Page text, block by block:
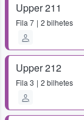
Upper 211
Fila 7 2 bilhetes
Upper 212
Fila 3 2 bilhetes